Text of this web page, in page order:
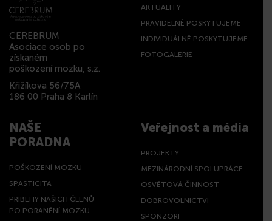
CEREBRUM
Asociace osob po
získaném
poškození mozku, s.z.
Křižíkova 56/75A
186 00 Praha 8 Karlín
AKTUALITY
PRAVIDELNĚ POSKYTUJEME
INDIVIDUÁLNĚ POSKYTUJEME
FOTOGALERIE
NAŠE
PORADNA
POŠKOZENÍ MOZKU
SPASTICITA
PŘÍBĚHY NAŠICH ČLENŮ
PO PORANĚNÍ MOZKU
Veřejnost a média
PROJEKTY
MEZINÁRODNÍ SPOLUPRÁCE
OSVĚTOVÁ ČINNOST
DOBROVOLNICTVÍ
SPONZOŘI